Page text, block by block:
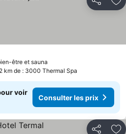
Partager
être et sauna
km de : 3000 Thermal Spa
voir
Consulter les prix